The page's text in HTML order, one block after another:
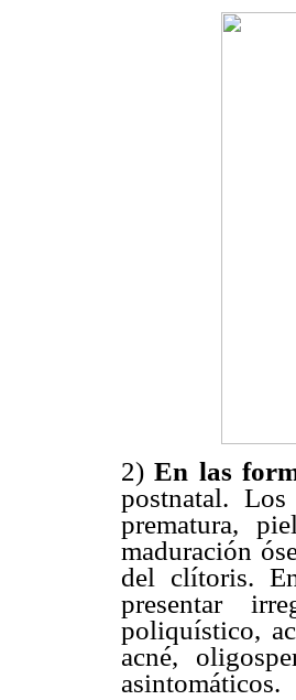
2)En las
postnatal.
prematura,
maduración
del clítoris.
presentar
poliquístico,
acné,
asintomáticos.